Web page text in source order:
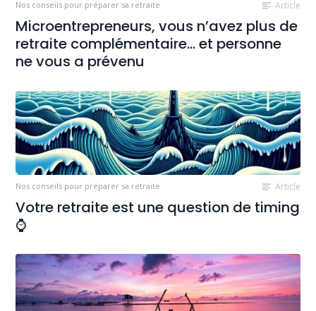
Nos conseils pour préparer sa retraite Article
Microentrepreneurs, vous n’avez plus de
retraite complémentaire… et personne
ne vous a prévenu
Nos conseils pour préparer sa retraite Article
Votre retraite est une question de timing
⌚